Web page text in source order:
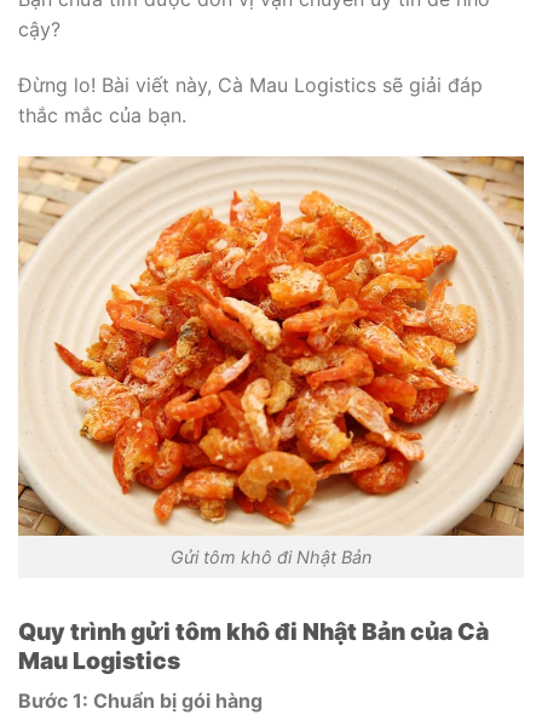
cậy?
Đừng lo! Bài viết này, Cà Mau Logistics sẽ giải đáp
thắc mắc của bạn.
Gửi tôm khô đi Nhật Bản
Quy trình gửi tôm khô đi Nhật Bản của Cà
Mau Logistics
Bước 1: Chuẩn bị gói hàng